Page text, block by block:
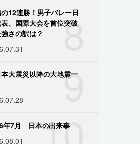
8
12連勝！男子バレー日
、国際大会を首位突破
強さの訳は？
9
大震災以降の大地震一
10
年7月 日本の出来事